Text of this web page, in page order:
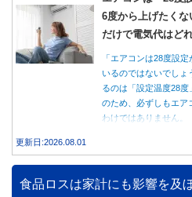
6度から上げたくな
だけで電気代はど
「エアコンは28度設
いるのではないでし
るのは「設定温度28
のため、必ずしもエア
わけではありません
データをもとに、節約
ントを分かりやすく解
更新日:2026.08.01
食品ロスは家計にも影響を及